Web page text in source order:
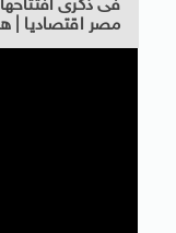
فى ذكرى
مصر اقتصاديا |